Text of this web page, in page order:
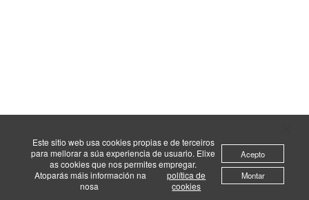
Este sitio web usa cookies propias e de terceiros
para mellorar a súa experiencia de usuario. Elixe
as cookies que nos permites empregar.
Atoparás máis información na
nosa
política de
cookies
Acepto
Montar